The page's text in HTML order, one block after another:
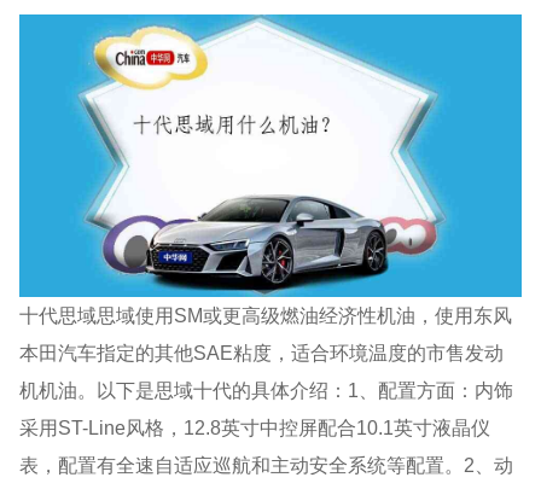
十代思域思域使用SM或更高级燃油经济性机油，使用东风
本田汽车指定的其他SAE粘度，适合环境温度的市售发动
机机油。以下是思域十代的具体介绍：1、配置方面：内饰
采用ST-Line风格，12.8英寸中控屏配合10.1英寸液晶仪
表，配置有全速自适应巡航和主动安全系统等配置。2、动